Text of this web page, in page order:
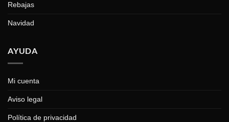
Rebajas
Navidad
AYUDA
Mi cuenta
Aviso legal
Política de privacidad